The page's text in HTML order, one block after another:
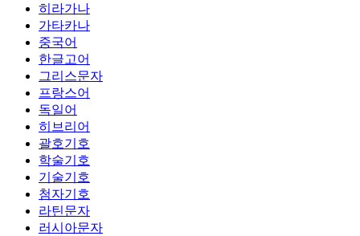
히라가나
가타카나
중국어
한글고어
그리스문자
프랑스어
독일어
히브리어
괄호기호
학술기호
기술기호
첨자기호
라틴문자
러시아문자